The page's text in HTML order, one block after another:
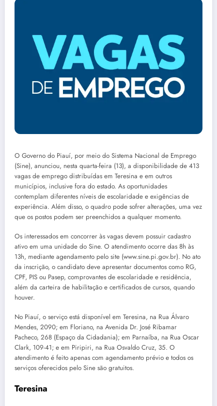
O Governo do Piauí, por meio do Sistema Nacional de Emprego
(Sine), anunciou, nesta quarta-feira (13), a disponibilidade de 413
vagas de emprego distribuídas em Teresina e em outros
municípios, inclusive fora do estado. As oportunidades
contemplam diferentes níveis de escolaridade e exigências de
experiência. Além disso, o quadro pode sofrer alterações, uma vez
que os postos podem ser preenchidos a qualquer momento.
Os interessados em concorrer às vagas devem possuir cadastro
ativo em uma unidade do Sine. O atendimento ocorre das 8h às
13h, mediante agendamento pelo site (www.sine.pi.gov.br). No ato
da inscrição, o candidato deve apresentar documentos como RG,
CPF, PIS ou Pasep, comprovantes de escolaridade e residência,
além da carteira de habilitação e certificados de cursos, quando
houver.
No Piauí, o serviço está disponível em Teresina, na Rua Álvaro
Mendes, 2090; em Floriano, na Avenida Dr. José Ribamar
Pacheco, 268 (Espaço da Cidadania); em Parnaíba, na Rua Oscar
Clark, 109-41; e em Piripiri, na Rua Osvaldo Cruz, 35. O
atendimento é feito apenas com agendamento prévio e todos os
serviços oferecidos pelo Sine são gratuitos.
Teresina